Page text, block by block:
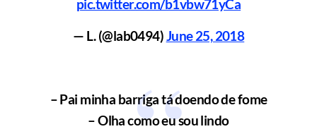
pic.twitter.com/b1vbw71yCa
— L. (@lab0494)June 25, 2018
– Pai minha barriga tá doendo de fome
– Olha como eu sou lindo